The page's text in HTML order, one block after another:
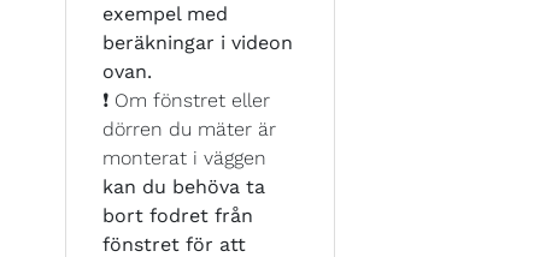
exempel med
beräkningar i videon
ovan.
❗ Om fönstret eller
dörren du mäter är
monterat i väggen
kan du behöva ta
bort fodret från
fönstret för att